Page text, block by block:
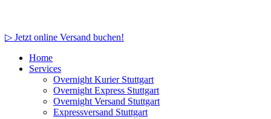
▷ Jetzt online Versand buchen!
Home
Services
Overnight Kurier Stuttgart
Overnight Express Stuttgart
Overnight Versand Stuttgart
Expressversand Stuttgart